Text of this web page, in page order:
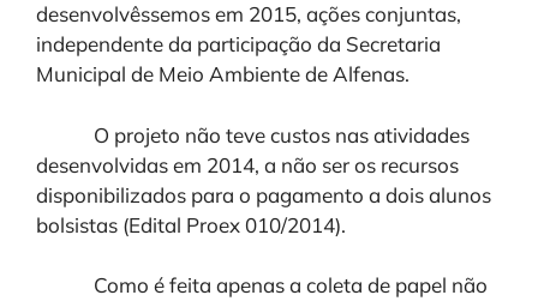
desenvolvêssemos em 2015, ações conjuntas,
independente da participação da Secretaria
Municipal de Meio Ambiente de Alfenas.
O projeto não teve custos nas atividades
desenvolvidas em 2014, a não ser os recursos
disponibilizados para o pagamento a dois alunos
bolsistas (Edital Proex 010/2014).
Como é feita apenas a coleta de papel não